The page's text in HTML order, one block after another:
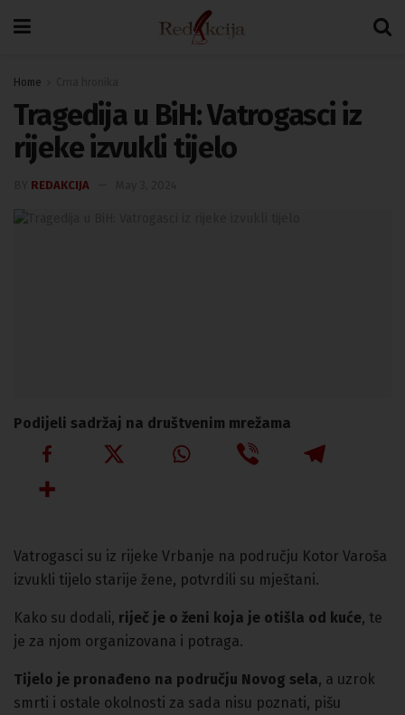
Home
Tragedija u BiH: Vatrogasci iz
rijeke izvukli tijelo
REDAKCIJA
Podijeli sadržaj na društvenim mrežama
Vatrogasci su iz rijeke Vrbanje na području Kotor Varoša
izvukli tijelo starije žene, potvrdili su mještani.
Kako su dodali, riječ je o ženi koja je otišla od kuće, te
je za njom organizovana i potraga.
Tijelo je pronađeno na području Novog sela, a uzrok
smrti i ostale okolnosti za sada nisu poznati, pišu